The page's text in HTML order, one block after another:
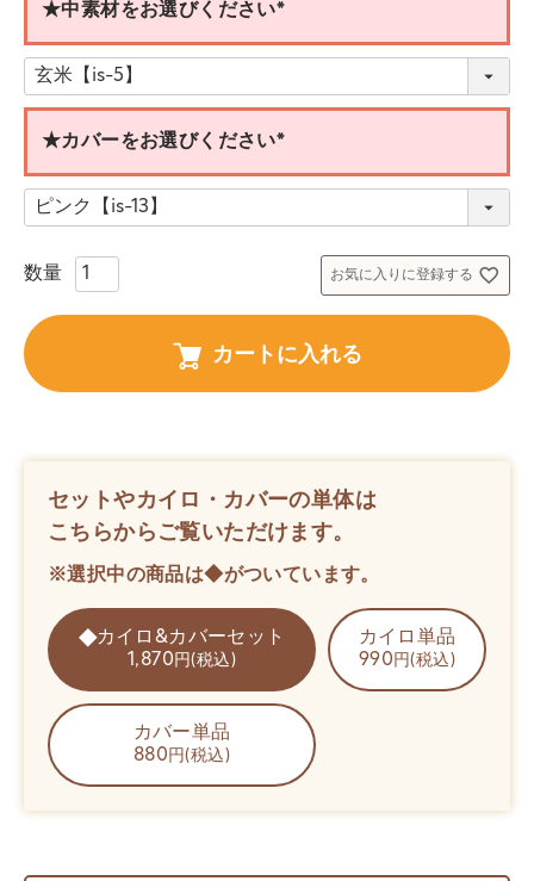
★中素材をお選びください
(
須
)
★カバーをお選びください
(
須
お気に入りに登録する
カートに入れる
セットやカイロ・カバーの単体は
こちらからご覧いただけます。
※選択中の商品は◆がついています。
カイロ&カバーセット
1,870 円(税込)
カイロ単品
990 円(税込)
カバー単品
880 円(税込)